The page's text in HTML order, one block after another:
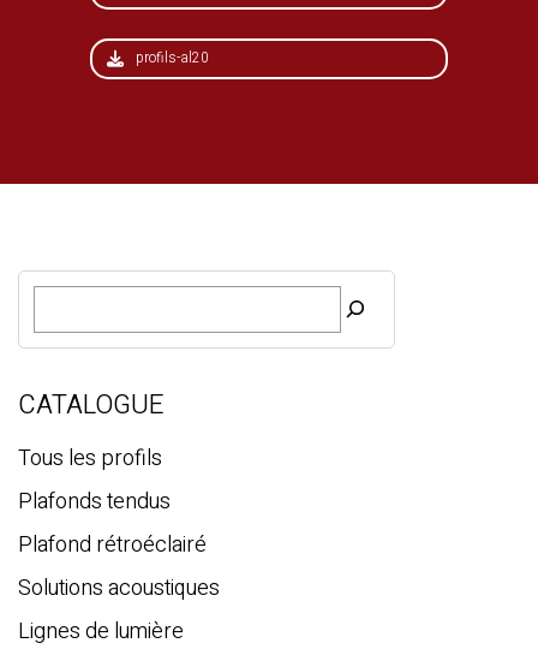
profils-al20
R
c
e
c
h
e
CATALOGUE
Tous les profils
Plafonds tendus
Plafond rétroéclairé
Solutions acoustiques
Lignes de lumière